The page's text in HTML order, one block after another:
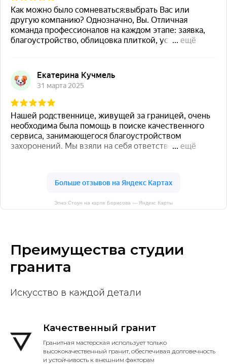
Этно Стоун на карте Борисова — Яндекс Карты
Преимущества студии
гранита
Искусство в каждой детали
Качественный гранит
Гранитная мастерская использует только
высококачественный гранит, обеспечивая долговечность
и устойчивость к внешним факторам